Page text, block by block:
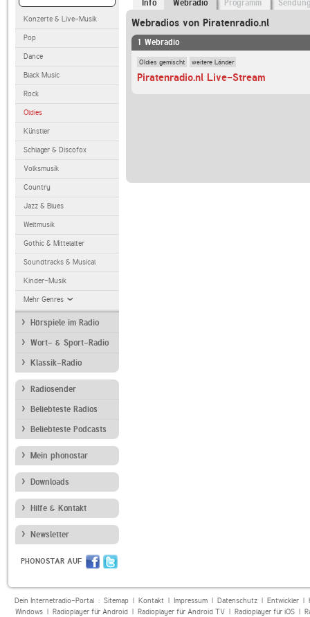
Konzerte & Live-Musik
Pop
Dance
Black Music
Rock
Oldies
Künstler
Schlager & Discofox
Volksmusik
Country
Jazz & Blues
Weltmusik
Gothic & Mittelalter
Soundtracks & Musical
Kinder-Musik
Mehr Genres
Hörspiele im Radio
Wort- & Sport-Radio
Klassik-Radio
Radiosender
Beliebteste Radios
Beliebteste Podcasts
Mein phonostar
Downloads
Hilfe & Kontakt
Newsletter
PHONOSTAR AUF
Info Webradio Programm
Webradios von Piratenradio.nl
1 Webradio
Oldies gemischt weitere Länder
Piratenradio.nl Live-Stream
Dein Internetradio-Portal : Sitemap| Kontakt| Impressum| Datenschutz| Entwickler|
Windows| Radioplayer für Android| Radioplayer für Android TV| Radioplayer für iOS|